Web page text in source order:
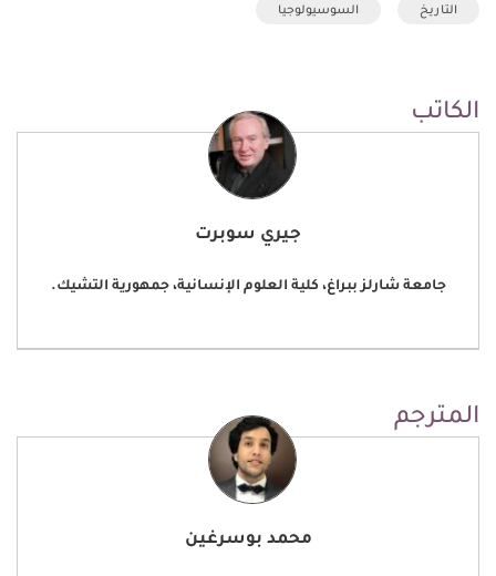
التاريخ السوسيولوجيا
الكاتب
جيري سوبرت
جامعة شارلز ببراغ، كلية العلوم الإنسانية، جمهورية التشيك.
المترجم
محمد بوسرغين